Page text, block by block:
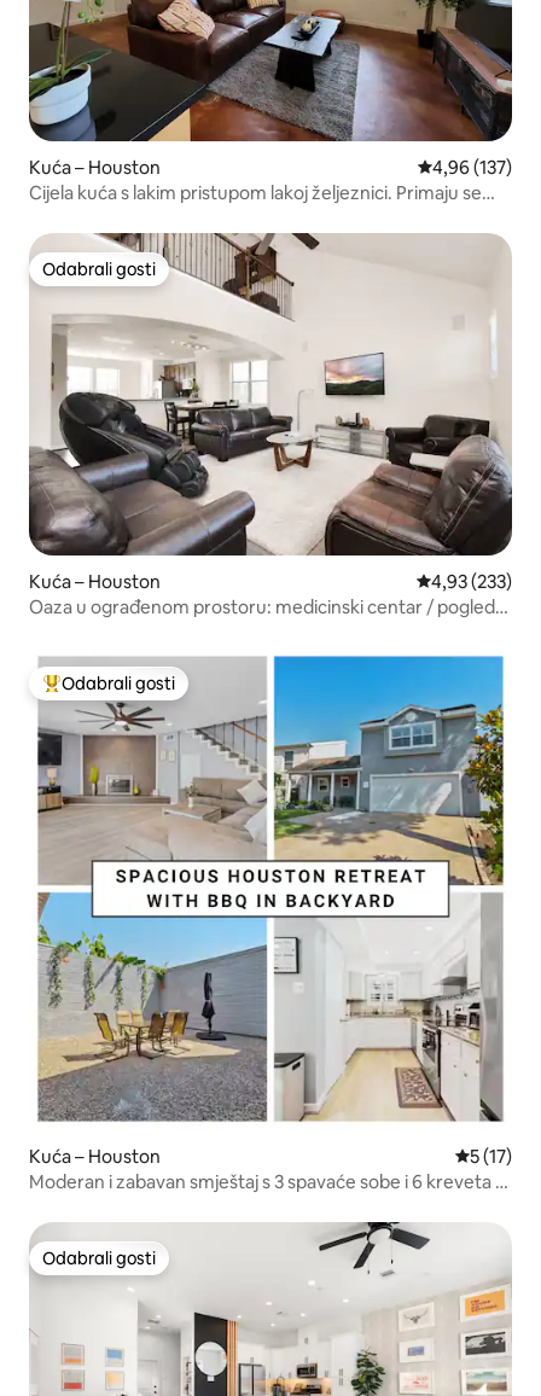
Kuća – Houston Prosječna
4,96 (137)
Cijela kuća s lakim pristupom lakoj željeznici. Primaju se
Odabrali gosti
Odabrali gosti
Kuća – Houston Prosječna
4,93 (233)
Oaza u ograđenom prostoru: medicinski centar / pogled
Među najviše rangiranima s oznakom „Odabrali gosti”
Odabrali gosti
Kuća – Houston Prosječna
5 (17)
Moderan i zabavan smještaj s 3 spavaće sobe i 6 kreveta |
Odabrali gosti
Odabrali gosti